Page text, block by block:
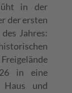
in der
der ersten
Jahres:
in eine
und